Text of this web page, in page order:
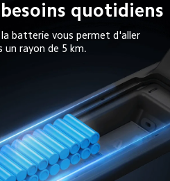
quotidiens
batterie vous permet d'aller
rayon de 5 km.